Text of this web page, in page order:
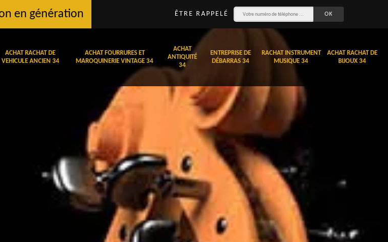
en génération ÊTRE RAPPELÉ
ACHAT RACHAT DE
VEHICULE ANCIEN 34
ACHAT FOURRURES ET
MAROQUINERIE VINTAGE 34
ACHAT
ANTIQUITÉ
34
ENTREPRISE DE
DÉBARRAS 34
RACHAT INSTRUMENT
MUSIQUE 34
ACHAT RACHAT DE
BIJOUX 34